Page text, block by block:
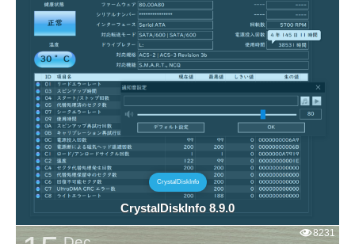
CrystalDiskInfo
CrystalDiskInfo 8.9.0
8231